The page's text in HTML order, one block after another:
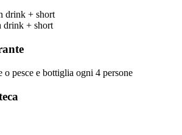
drink + short
drink + short
o pesce e bottiglia ogni 4 persone